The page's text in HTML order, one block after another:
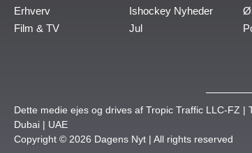
Erhverv
Film & TV
Ishockey Nyheder
Jul
Dette medie ejes og drives af Tropic Traffic LLC-FZ
Dubai | UAE
Copyright © 2026 Dagens Nyt | All rights reserved